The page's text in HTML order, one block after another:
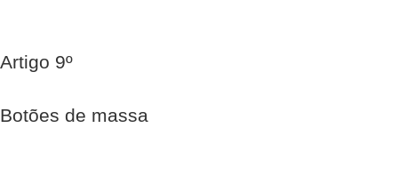
Artigo 9º
Botões de massa